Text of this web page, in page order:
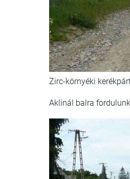
Zirc-környéki
Aklinál balra